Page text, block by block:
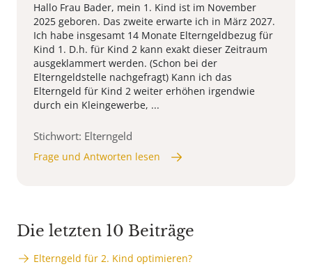
Hallo Frau Bader, mein 1. Kind ist im November
2025 geboren. Das zweite erwarte ich in März 2027.
Ich habe insgesamt 14 Monate Elterngeldbezug für
Kind 1. D.h. für Kind 2 kann exakt dieser Zeitraum
ausgeklammert werden. (Schon bei der
Elterngeldstelle nachgefragt) Kann ich das
Elterngeld für Kind 2 weiter erhöhen irgendwie
durch ein Kleingewerbe, ...
Stichwort: Elterngeld
Frage und Antworten lesen
Die letzten 10 Beiträge
Elterngeld für 2. Kind optimieren?